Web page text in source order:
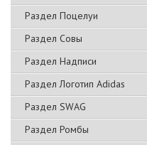
Раздел Поцелуи
Раздел Совы
Раздел Надписи
Раздел Логотип Adidas
Раздел SWAG
Раздел Ромбы